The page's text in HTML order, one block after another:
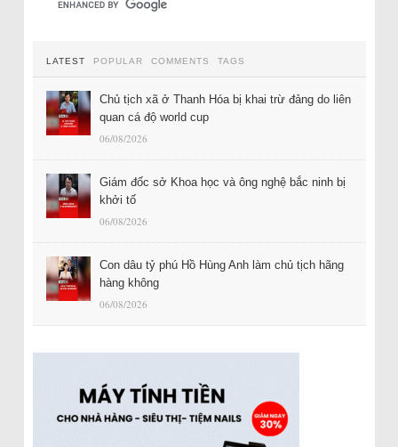
LATEST POPULAR COMMENTS TAGS
Chủ tịch xã ở Thanh Hóa bị khai trừ đảng do liên
quan cá độ world cup
06/08/2026
Giám đốc sở Khoa học và ông nghệ bắc ninh bị
khởi tố
06/08/2026
Con dâu tỷ phú Hồ Hùng Anh làm chủ tịch hãng
hàng không
06/08/2026